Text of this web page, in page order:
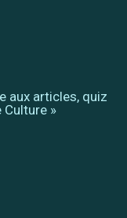
aux articles, quiz
»